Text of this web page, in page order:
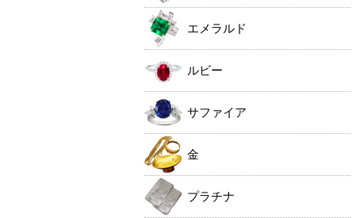
エメラルド
ルビー
サファイア
金
プラチナ